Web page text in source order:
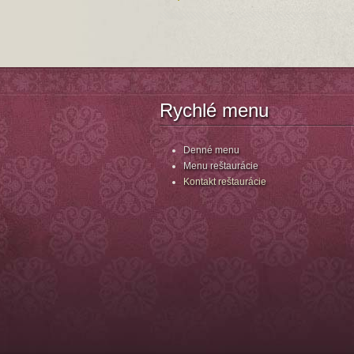
Rychlé menu
Denné menu
Menu reštaurácie
Kontakt reštaurácie